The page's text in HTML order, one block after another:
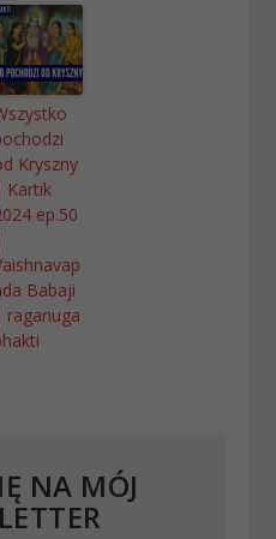
Kryszny
Kartik
ep.50
Babaji
raganuga
NA MÓJ